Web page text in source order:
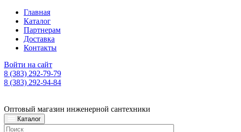
Главная
Каталог
Партнерам
Доставка
Контакты
Войти на сайт
8 (383) 292-79-79
8 (383) 292-94-84
Оптовый магазин инженерной сантехники
Каталог